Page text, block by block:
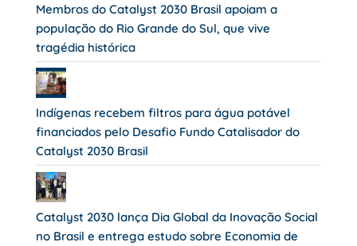
Membros do Catalyst 2030 Brasil apoiam a
população do Rio Grande do Sul, que vive
tragédia histórica
Indígenas recebem filtros para água potável
financiados pelo Desafio Fundo Catalisador do
Catalyst 2030 Brasil
Catalyst 2030 lança Dia Global da Inovação Social
no Brasil e entrega estudo sobre Economia de